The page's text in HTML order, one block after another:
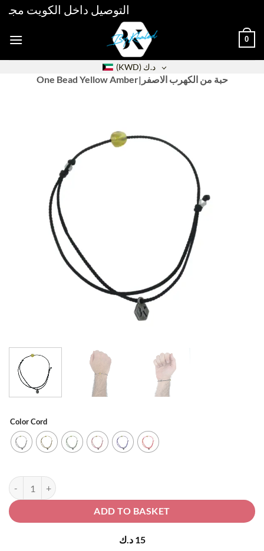
Skip
content
التوصيل داخل الكويت مجاني فوق 30دك خلال 48
0
(KWD) د.ك
One Bead Yellow Amber|حبة من الكهرب الاصفر
Color Cord
ADD TO BASKET
15 د.ك